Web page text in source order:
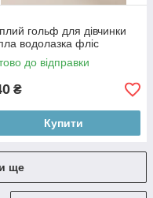
гольф для дівчинки
водолазка фліс
до відправки
₴
Купити
ще